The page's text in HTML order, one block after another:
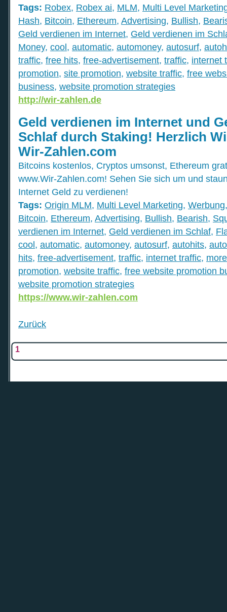
Tags: Robex, Robex ai, MLM, Multi Level
Hash, Bitcoin, Ethereum, Advertising, Bullish,
Geld verdienen im Internet, Geld verdienen im
Money, cool, automatic, automoney, autosurf,
traffic, free hits, free-advertisement, traffic, internet
promotion, site promotion, website traffic, free
business, website promotion strategies
http://wir-zahlen.de
Geld verdienen im Internet und
Schlaf durch Staking! Herzlich
Wir-Zahlen.com
Bitcoins kostenlos, Cryptos umsonst, Ethereum
www.Wir-Zahlen.com! Sehen Sie sich um und
Internet Geld zu verdienen!
Tags: Origin MLM, Multi Level Marketing, Werbung
Bitcoin, Ethereum, Advertising, Bullish, Bearish,
verdienen im Internet, Geld verdienen im Schlaf,
cool, automatic, automoney, autosurf, autohits,
hits, free-advertisement, traffic, internet traffic,
promotion, website traffic, free website promotion
website promotion strategies
https://www.wir-zahlen.com
Zurück
1